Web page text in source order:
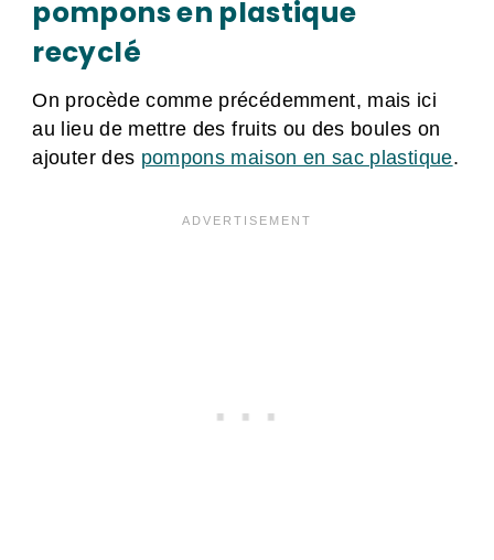
pompons en plastique
recyclé
On procède comme précédemment, mais ici
au lieu de mettre des fruits ou des boules on
ajouter des pompons maison en sac plastique.